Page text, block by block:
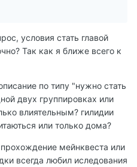
условия стать главой
Так как я ближе всего к
по типу "нужно стать
двух группировках или
влиятельным? гилидии
или только дома?
мейнквеста или
всегда любил иследования